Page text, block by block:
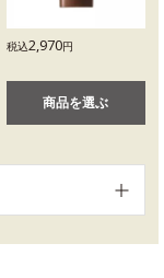
税込2,970円
商品を選ぶ